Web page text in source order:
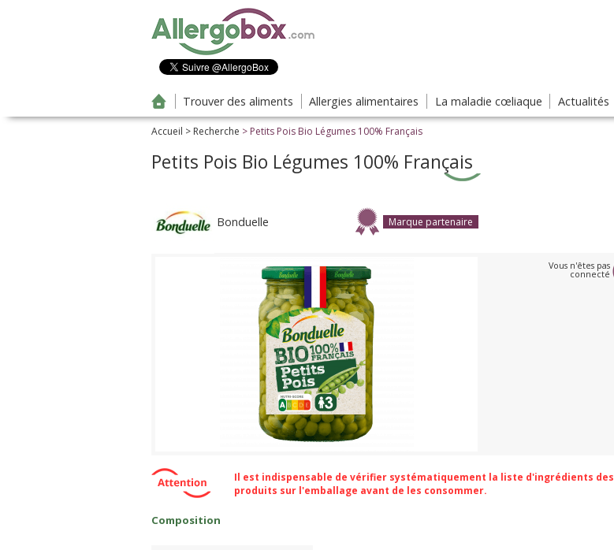
Trouver des aliments Allergies alimentaires La maladie cœliaque Actualités
Accueil > Recherche > Petits Pois Bio Légumes 100% Français
Petits Pois Bio Légumes 100% Français
Bonduelle Marque partenaire
Vous n'êtes pas
connecté
Il est indispensable de vérifier systématiquement la liste d'ingrédients des
produits sur l'emballage avant de les consommer.
Composition